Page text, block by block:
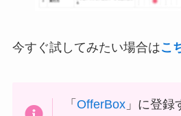
今すぐ試してみたい場合はこ
「OfferBox 」に登録